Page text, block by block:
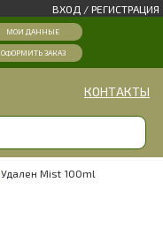
ВХОД /РЕГИСТРАЦИЯ
МОИ ДАННЫЕ
ОФОРМИТЬ ЗАКАЗ
КОНТАКТЫ
Удален Mist 100ml